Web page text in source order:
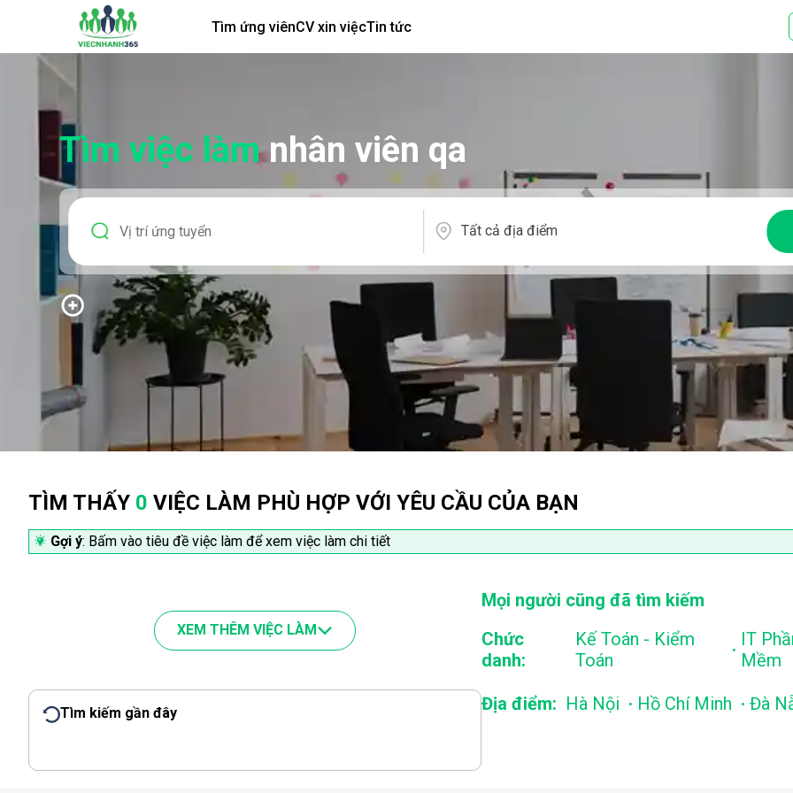
Tìm ứng viênCV xin việcTin tức
Tìm việc làmnhân viên qa
Tất cả địa điểm
TÌM THẤY 0 VIỆC LÀM PHÙ HỢP VỚI YÊU CẦU CỦA BẠN
Gợi ý: Bấm vào tiêu đề việc làm để xem việc làm chi tiết
XEM THÊM VIỆC LÀM
Tìm kiếm gần đây
Mọi người cũng đã tìm kiếm
Chức
danh:
Kế Toán - Kiểm
Toán
. IT
Mềm
Địa điểm: Hà Nội . Hồ Chí Minh . Đà